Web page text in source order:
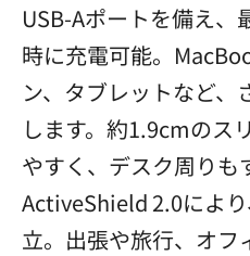
USB-Aポートを備え、
時に充電可能。
ン、タブレットなど
します。約1.9cmのス
やすく、デスク周りも
ActiveShield 2.0によ
立。出張や旅行、オフ